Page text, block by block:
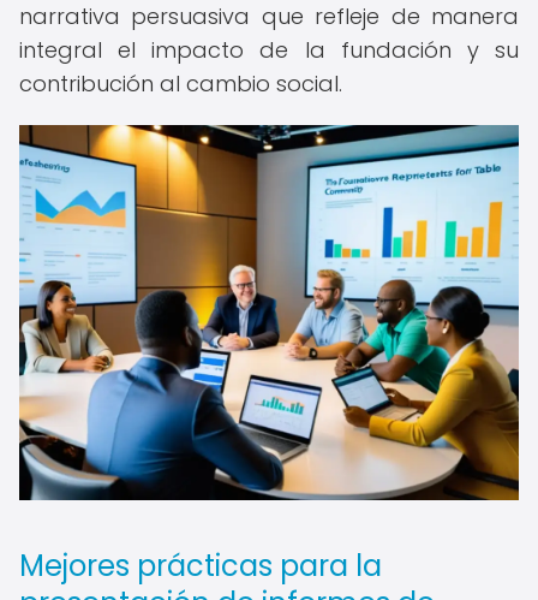
narrativa persuasiva que refleje de manera
integral el impacto de la fundación y su
contribución al cambio social.
Mejores prácticas para la